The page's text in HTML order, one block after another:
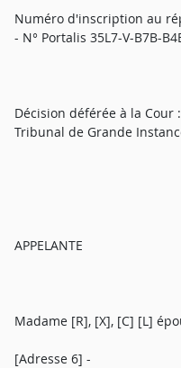
Numéro d'inscription au
- N° Portalis 35L7-V-B7B-
Décision déférée à la Cour
Tribunal de Grande
APPELANTE
Madame [R], [X], [C] [L]
[Adresse 6] -